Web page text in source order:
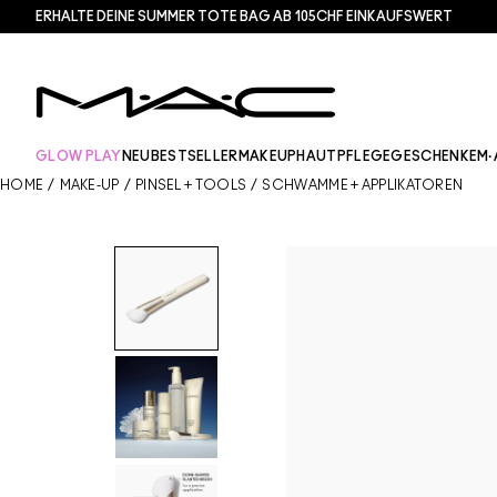
ERHALTE DEINE SUMMER TOTE BAG AB 105CHF EINKAUFSWERT​
GLOW PLAY NEU BESTSELLER MAKEUP HAUTPFLEGEGESCHENKE
HOME / MAKE-UP / PINSEL + TOOLS / SCHWÄMME + APPLIKATOREN